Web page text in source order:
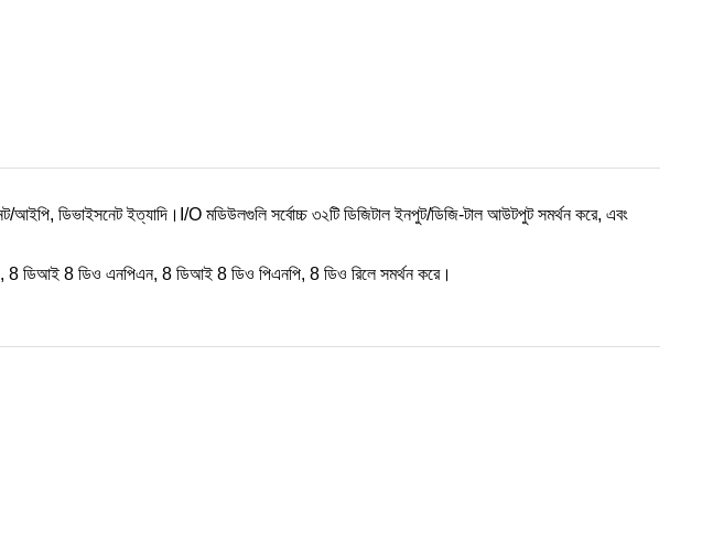
আইপি, ডিভাইসনেট ইত্যাদি।I/O মডিউলগুলি সর্বোচ্চ ৩২টি ডিজিটাল ইনপুট/ডিজি-টাল আউটপুট সমর্থন করে, এবং
ডিআই 8 ডিও এনপিএন, 8 ডিআই 8 ডিও পিএনপি, 8 ডিও রিলে সমর্থন করে।